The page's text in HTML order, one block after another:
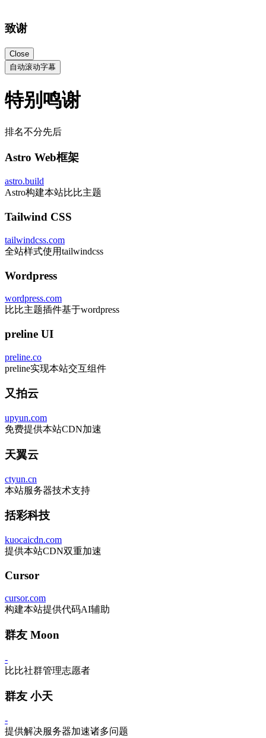
致谢
Close
自动滚动字幕
特别鸣谢
排名不分先后
Astro Web框架
astro.build
Astro构建本站比比主题
Tailwind CSS
tailwindcss.com
全站样式使用tailwindcss
Wordpress
wordpress.com
比比主题插件基于wordpress
preline UI
preline.co
preline实现本站交互组件
又拍云
upyun.com
免费提供本站CDN加速
天翼云
ctyun.cn
本站服务器技术支持
括彩科技
kuocaicdn.com
提供本站CDN双重加速
Cursor
cursor.com
构建本站提供代码AI辅助
群友 Moon
-
比比社群管理志愿者
群友 小天
-
提供解决服务器加速诸多问题